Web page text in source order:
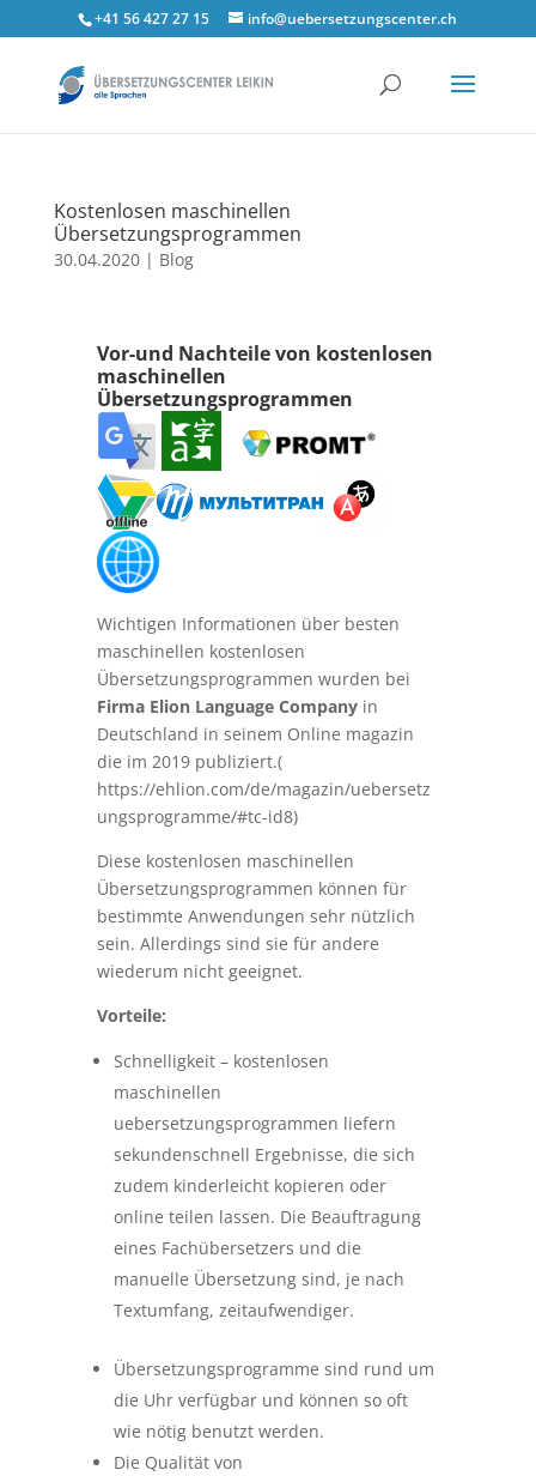
+41 56 427 27 15 info@uebersetzungscenter.ch
Kostenlosen maschinellen
Übersetzungsprogrammen
30.04.2020| Blog
Vor-und Nachteile von kostenlosen
maschinellen
Übersetzungsprogrammen
Wichtigen Informationen über besten
maschinellen kostenlosen
Übersetzungsprogrammen wurden bei
Firma Elion Language Companyin
Deutschland in seinem Online magazin
die im 2019 publiziert.(
https://ehlion.com/de/magazin/uebersetz
ungsprogramme/#tc-id8)
Diese kostenlosen maschinellen
Übersetzungsprogrammen können für
bestimmte Anwendungen sehr nützlich
sein. Allerdings sind sie für andere
wiederum nicht geeignet.
Vorteile:
Schnelligkeit – kostenlosen
maschinellen
uebersetzungsprogrammen liefern
sekundenschnell Ergebnisse, die sich
zudem kinderleicht kopieren oder
online teilen lassen. Die Beauftragung
eines Fachübersetzers und die
manuelle Übersetzung sind, je nach
Textumfang, zeitaufwendiger.
Übersetzungsprogramme sind rund um
die Uhr verfügbar und können so oft
wie nötig benutzt werden.
Die Qualität von